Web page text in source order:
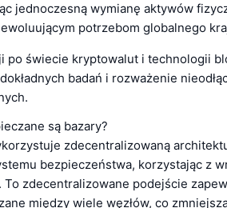
jednoczesną wymianę aktywów
potrzebom globalnego
po świecie kryptowalut i technologii
badań i rozważenie
są bazary?
zdecentralizowaną
bezpieczeństwa, korzystając z
To zdecentralizowane podejście
między wiele węzłów, co